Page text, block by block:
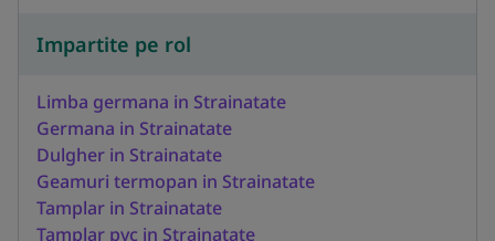
Impartite pe rol
Limba germana in Strainatate
Germana in Strainatate
Dulgher in Strainatate
Geamuri termopan in Strainatate
Tamplar in Strainatate
Tamplar pvc in Strainatate